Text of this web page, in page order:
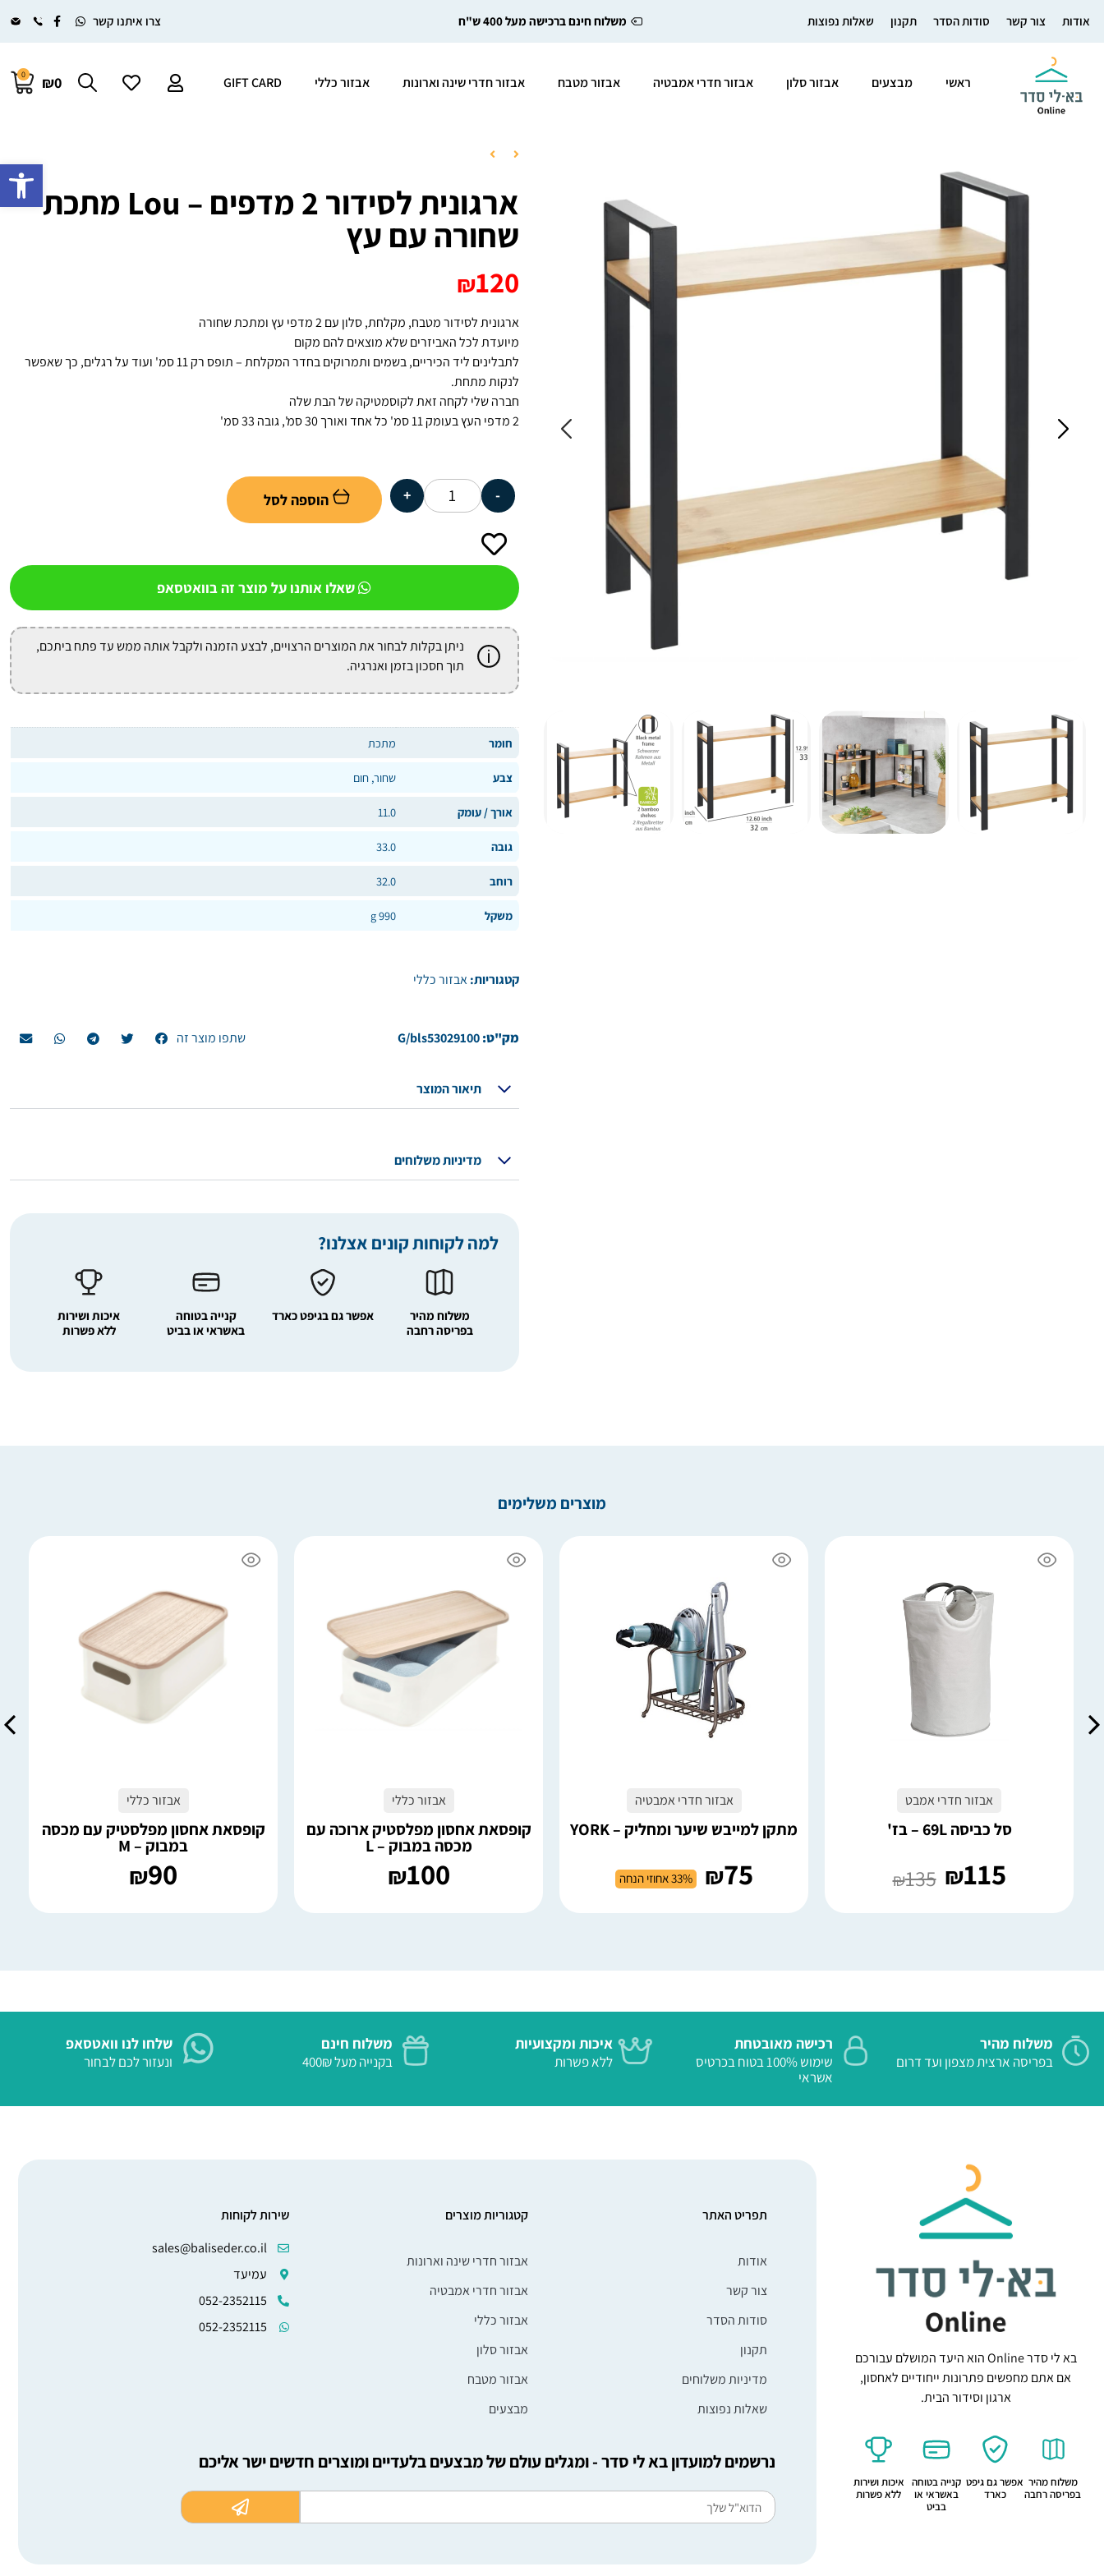
פתח
אודות צור קשר סודות הסדר תקנון שאלות נפוצות משלוח חינם ברכישה מעל 400 ש"ח צרו איתנו קשר
ראשי מבצעים אבזור סלון אבזור חדרי אמבטיה אבזור מטבח אבזור חדרי שינה וארונות אבזור כללי GIFT CARD
0 ₪0
ארגונית לסידור 2 מדפים – Lou מתכת
שחורה עם עץ
₪120
ארגונית לסידור מטבח, מקלחת, סלון עם 2 מדפי עץ ומתכת שחורה
מיועדת לכל האביזרים שלא מוצאים להם מקום
לתבלינים ליד הכיריים, בשמים ותמרוקים בחדר המקלחת – תופס רק 11 סמ' ועוד על רגלים, כך שאפשר
לנקות מתחת.
חברה שלי לקחה זאת לקוסמטיקה של הבת שלה
2 מדפי העץ בעומק 11 סמ' כל אחד ואורך 30 סמ', גובה 33 סמ'
-
+ הוספה לסל
שאלו אותנו על מוצר זה בוואטסאפ
ניתן בקלות לבחור את המוצרים הרצויים, לבצע הזמנה ולקבל אותה ממש עד פתח ביתכם,
תוך חסכון בזמן ואנרגיה.
חומר מתכת
צבע שחור, חום
אורך / עומק 11.0
גובה 33.0
רוחב 32.0
משקל 990 g
קטגוריות:אבזור כללי
מק"ט:G/bls53029100 שתפו מוצר זה
תיאור המוצר
מדיניות משלוחים
למה לקוחות קונים אצלנו?
משלוח מהיר
בפריסה רחבה
אפשר גם בגיפט כארד
קנייה בטוחה
באשראי או בביט
איכות ושירות
ללא פשרות
מוצרים משלימים
הוספה לסל
אבזור חדרי אמבט
סל כביסה 69L – בז'
₪115
₪135
הוספה לסל
אבזור חדרי אמבטיה
מתקן למייבש שיער ומחליק – YORK
₪75 33% אחוזי הנחה
הוספה לסל
אבזור כללי
קופסאת אחסון מפלסטיק ארוכה עם
מכסה במבוק – L
₪100
הוספה לסל
אבזור כללי
קופסאת אחסון מפלסטיק עם מכסה
במבוק – M
₪90
משלוח מהיר
בפריסה ארצית מצפון ועד דרום
רכישה מאובטחת
שימוש 100% בטוח בכרטיס
אשראי
איכות ומקצועיות
ללא פשרות
משלוח חינם
בקנייה מעל 400₪
שלחו לנו וואטסאפ
ונעזור לכם לבחור
בא לי סדר Online הוא היעד המושלם עבורכם
אם אתם מחפשים פתרונות ייחודיים לאחסון,
ארגון וסידור הבית.
משלוח מהיר
בפריסה רחבה
אפשר גם גיפט
כארד
קנייה בטוחה
באשראי או
בביט
איכות ושירות
ללא פשרות
תפריט האתר
אודות
צור קשר
סודות הסדר
תקנון
מדיניות משלוחים
שאלות נפוצות
קטגוריות מוצרים
אבזור חדרי שינה וארונות
אבזור חדרי אמבטיה
אבזור כללי
אבזור סלון
אבזור מטבח
מבצעים
שירות לקוחות
sales@baliseder.co.il
עמיעד
052-2352115
052-2352115
נרשמים למועדון בא לי סדר - ומגלים עולם של מבצעים בלעדיים ומוצרים חדשים ישר אליכם